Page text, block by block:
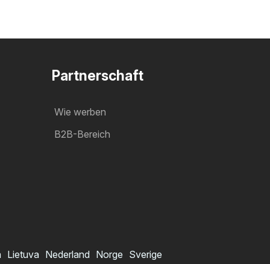
Partnerschaft
Wie werben
B2B-Bereich
Lietuva Nederland Norge Sverige